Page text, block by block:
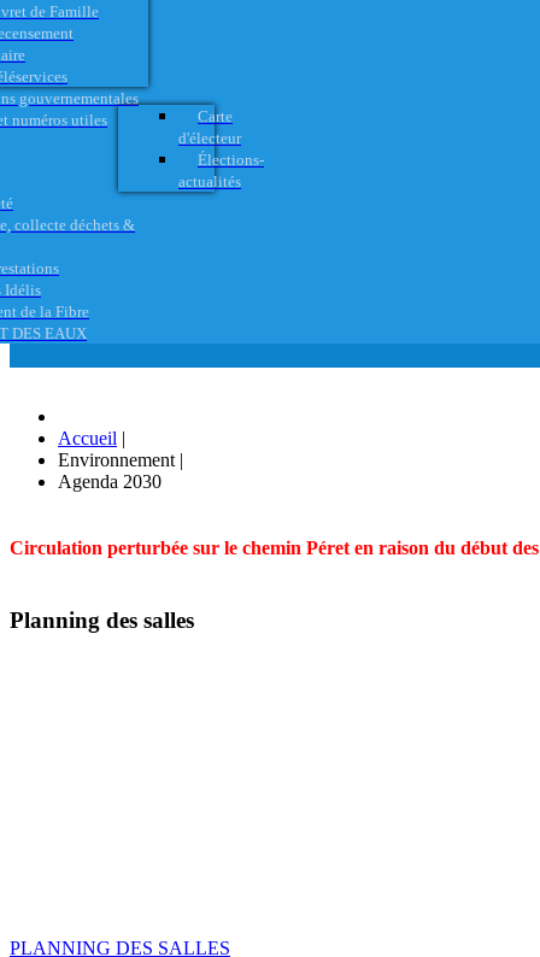
de Famille
gouvernementales
numéros utiles
Carte
d'électeur
Élections-
actualités
collecte déchets &
Idélis
de la Fibre
DES EAUX
Accueil |
Environnement |
Agenda 2030
Circulation perturbée sur le chemin Péret en raison du début
Planning des salles
PLANNING DES SALLES